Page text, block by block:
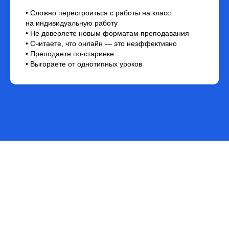
• Сложно перестроиться с работы на класс
на индивидуальную работу
• Не доверяете новым форматам преподавания
• Считаете, что онлайн — это неэффективно
• Преподаете по-старинке
• Выгораете от однотипных уроков